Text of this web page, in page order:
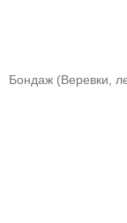
Бондаж (Веревки,